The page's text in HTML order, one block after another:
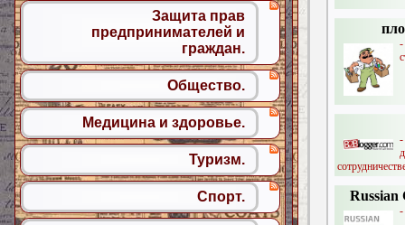
-
-
Russian
-
Защита прав
предпринимателей и
граждан.
Общество.
Медицина и здоровье.
Туризм.
Спорт.